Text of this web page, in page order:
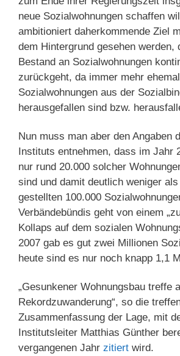
neue Sozialwohnungen schaffen
ambitioniert daherkommende Ziel
dem Hintergrund gesehen werden,
Bestand an Sozialwohnungen
zurückgeht, da immer mehr
Sozialwohnungen aus der
herausgefallen sind bzw.
Nun muss man aber den Angaben
Instituts entnehmen, dass im Jahr
nur rund 20.000 solcher
sind und damit deutlich weniger
gestellten 100.000
Verbändebündis geht von einem
Kollaps auf dem sozialen
2007 gab es gut zwei Millionen
heute sind es nur noch knapp 1,1
„Gesunkener Wohnungsbau treffe
Rekordzuwanderung“, so die
Zusammenfassung der Lage, mit
Institutsleiter Matthias Günther
vergangenen Jahr zitiert wird.